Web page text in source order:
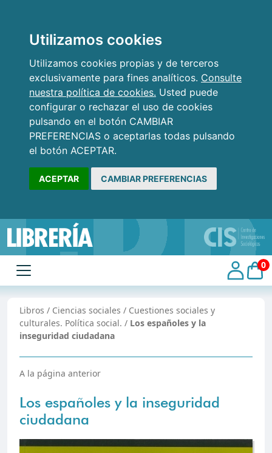
Utilizamos cookies
Utilizamos cookies propias y de terceros
exclusivamente para fines analíticos. Consulte
nuestra política de cookies. Usted puede
configurar o rechazar el uso de cookies
pulsando en el botón CAMBIAR
PREFERENCIAS o aceptarlas todas pulsando
el botón ACEPTAR.
ACEPTAR CAMBIAR PREFERENCIAS
0
Libros / Ciencias sociales / Cuestiones sociales y
culturales. Polí­tica social. / Los españoles y la
inseguridad ciudadana
A la página anterior
Los españoles y la inseguridad
ciudadana